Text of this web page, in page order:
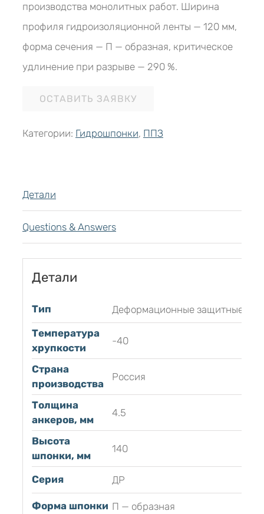
производства монолитных работ. Ширина
профиля гидроизоляционной ленты — 120 мм,
форма сечения — П — образная, критическое
удлинение при разрыве — 290 %.
ОСТАВИТЬ ЗАЯВКУ
Категории: Гидрошпонки, ППЗ
Детали
Questions & Answers
Детали
Тип
Деформационные защитные
Температура
хрупкости
-40
Страна
производства
Россия
Толщина
анкеров, мм
4.5
Высота
шпонки, мм
140
Серия ДР
Форма шпонки П — образная